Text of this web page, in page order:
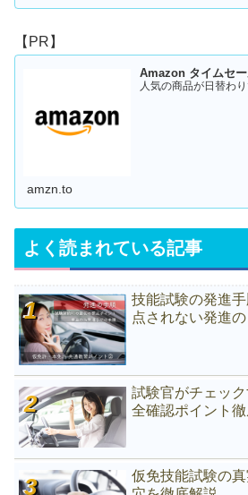
【PR】
Amazon タイムセ
人気の商品が日替わ
amzn.to
よく読まれている記事
技能試験の発進
点されない発進
試験官がチェッ
全確認ポイント
仮免技能試験の